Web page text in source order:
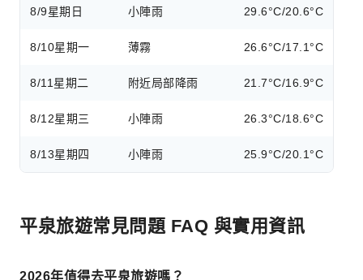
8/9星期日 小陣雨 29.6°C/20.6°C
8/10星期一 薄霧 26.6°C/17.1°C
8/11 星期二 附近局部降雨 21.7°C/16.9°C
8/12星期三 小陣雨 26.3°C/18.6°C
8/13星期四 小陣雨 25.9°C/20.1°C
平泉旅遊常見問題 FAQ 與實用資訊
2026年值得去平泉旅遊嗎？